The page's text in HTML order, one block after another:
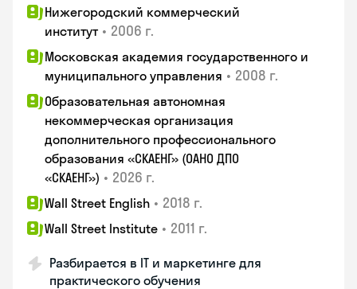
Нижегородский коммерческий
институт • 2006 г.
Московская академия государственного и
муниципального управления • 2008 г.
Образовательная автономная
некоммерческая организация
дополнительного профессионального
образования «СКАЕНГ» (ОАНО ДПО
«СКАЕНГ») • 2026 г.
Wall Street English • 2018 г.
Wall Street Institute • 2011 г.
Разбирается в IT и маркетинге для
практического обучения